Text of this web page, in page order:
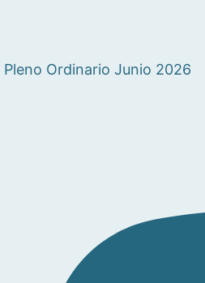
Pleno Ordinario Junio 2026